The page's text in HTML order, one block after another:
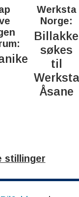
Werksta
Norge:
søkes
til
Åsane
stillinger